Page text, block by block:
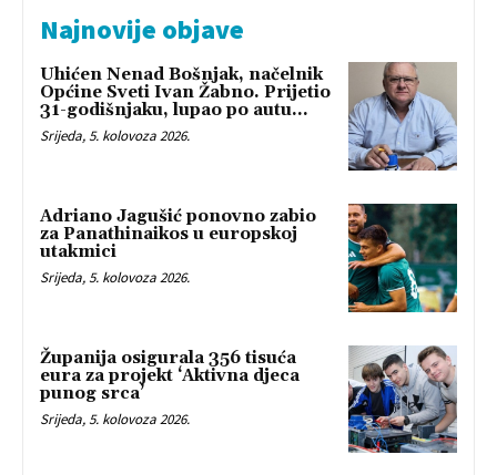
Najnovije objave
Uhićen Nenad Bošnjak, načelnik
Općine Sveti Ivan Žabno. Prijetio
31-godišnjaku, lupao po autu…
Srijeda, 5. kolovoza 2026.
Adriano Jagušić ponovno zabio
za Panathinaikos u europskoj
utakmici
Srijeda, 5. kolovoza 2026.
Županija osigurala 356 tisuća
eura za projekt ‘Aktivna djeca
punog srca’
Srijeda, 5. kolovoza 2026.